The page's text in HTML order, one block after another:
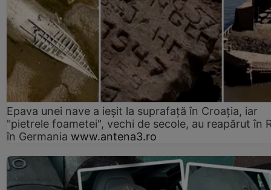
Epava unei nave a ieșit la suprafață în Croația, iar
"pietrele foametei", vechi de secole, au reapărut în
în Germania www.antena3.ro